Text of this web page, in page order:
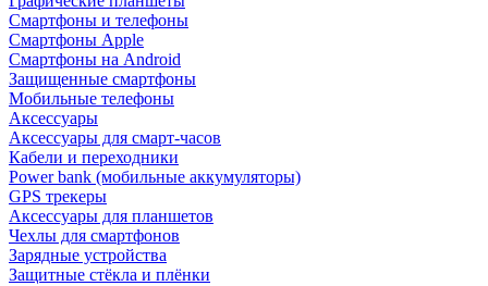
Смартфоны и телефоны
Смартфоны Apple
Смартфоны на Android
Защищенные смартфоны
Мобильные телефоны
Аксессуары
Аксессуары для смарт-часов
Кабели и переходники
Power bank (мобильные аккумуляторы)
GPS трекеры
Аксессуары для планшетов
Чехлы для смартфонов
Зарядные устройства
Защитные стёкла и плёнки